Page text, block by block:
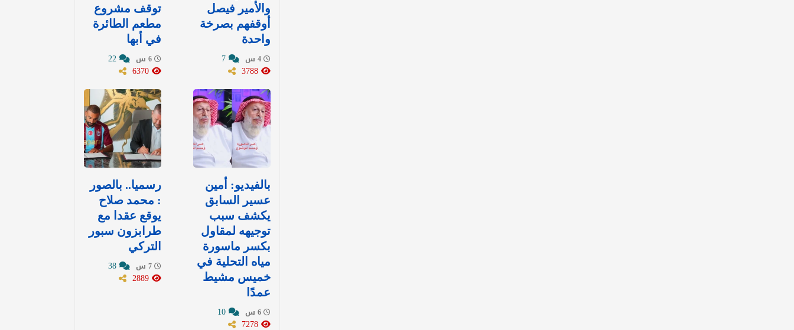
والأمير فيصل
أوقفهم بصرخة
واحدة
توقف مشروع
مطعم الطائرة
في أبها
بالفيديو: أمين
عسير السابق
يكشف سبب
توجيهه لمقاول
بكسر ماسورة
مياه التحلية في
خميس مشيط
عمدًا
رسميا.. بالصور
: محمد صلاح
يوقع عقدا مع
طرابزون سبور
التركي